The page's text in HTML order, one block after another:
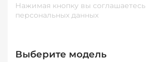
Нажимая кнопку вы соглашаетесь
персональных данных
Выберите модель